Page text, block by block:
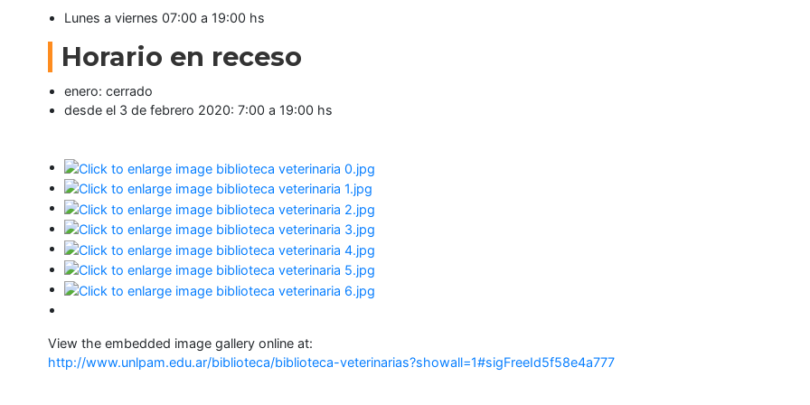
Seguínos
en:
Lunes a viernes 07:00 a 19:00 hs
Horario en receso
enero: cerrado
desde el 3 de febrero 2020: 7:00 a 19:00 hs
View the embedded image gallery online at:
http://www.unlpam.edu.ar/biblioteca/biblioteca-veterinarias?showall=1#sigFreeId5f58e4a777